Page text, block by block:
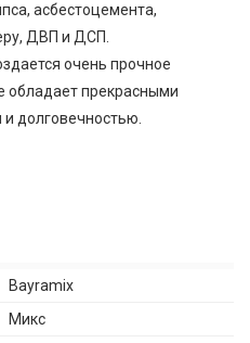
асбестоцемента,
ДВП и ДСП.
очень прочное
обладает прекрасными
долговечностью.
Bayramix
Микс